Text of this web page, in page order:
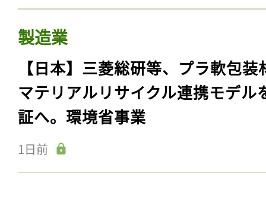
林リスク軽減方法論開発。評価の
性向上
1日前
製造業
【日本】三菱総研等、プラ軟包装
マテリアルリサイクル連携モデル